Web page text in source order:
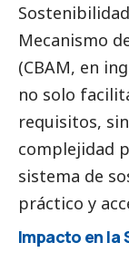
Mecanismo
(CBAM, en
no solo
requisitos,
complejidad
sistema de
práctico y
Impacto en la